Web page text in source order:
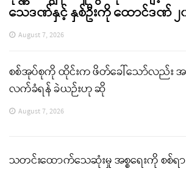
သေဒဏ်နှင့် နှစ်ဦးကို ထောင်ဒဏ် ၂
August 7, 2026
စစ်အုပ်စုကို ထိုင်းက ဖိတ်ခေါ်သော်လည်း
လက်ခံရန် ခဲယဉ်းဟု ဆို
August 7, 2026
သတင်းထောက်သေဆုံးမှု အစ္စရေးကို စစ်ရာ